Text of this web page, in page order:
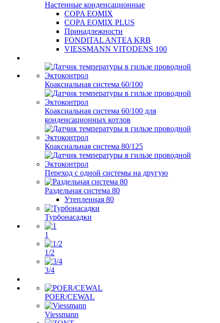
Настенные конденсационные
COPA EOMIX
COPA EOMIX PLUS
Принадлежности
FONDITAL ANTEA KRB
VIESSMANN VITODENS 100
Коаксиальная система 60/100
Коаксиальная система 60/100 для
конденсационных котлов
Коаксиальная система 80/125
Переход с одной системы на другую
Раздельная система 80
Утепленная 80
Турбонасадки
1
1/2
3/4
POER/CEWAL
Viessmann